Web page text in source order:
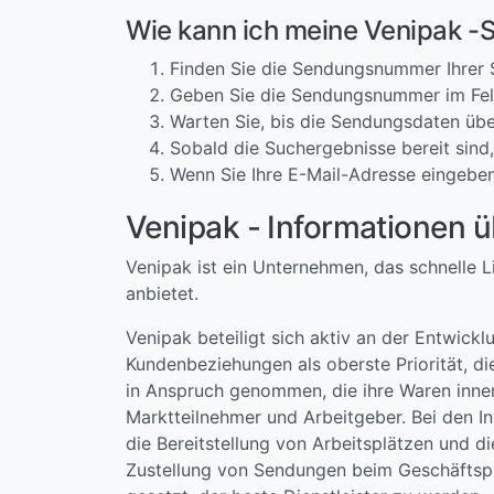
Wie kann ich meine Venipak
Finden Sie die Sendungsnummer Ihrer
Geben Sie die Sendungsnummer im
Warten Sie, bis die Sendungsdaten
Sobald die Suchergebnisse bereit
Wenn Sie Ihre E-Mail-Adresse
Venipak - Informationen
Venipak ist ein Unternehmen, das schnelle
anbietet.
Venipak beteiligt sich aktiv an der
Kundenbeziehungen als oberste Priorität,
in Anspruch genommen, die ihre Waren
Marktteilnehmer und Arbeitgeber. Bei den
die Bereitstellung von Arbeitsplätzen und
Zustellung von Sendungen beim